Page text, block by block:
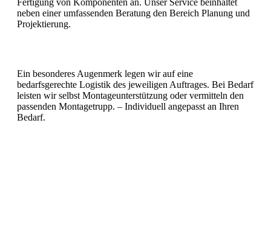
Fertigung von Komponenten an. Unser Service beinhaltet
neben einer umfassenden Beratung den Bereich Planung und
Projektierung.
Ein besonderes Augenmerk legen wir auf eine
bedarfsgerechte Logistik des jeweiligen Auftrages. Bei Bedarf
leisten wir selbst Montageunterstützung oder vermitteln den
passenden Montagetrupp. – Individuell angepasst an Ihren
Bedarf.